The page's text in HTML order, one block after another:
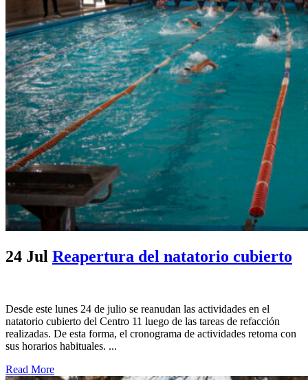
24 Jul Reapertura del natatorio cubierto
Desde este lunes 24 de julio se reanudan las actividades en el
natatorio cubierto del Centro 11 luego de las tareas de refacción
realizadas. De esta forma, el cronograma de actividades retoma con
sus horarios habituales. ...
Read More